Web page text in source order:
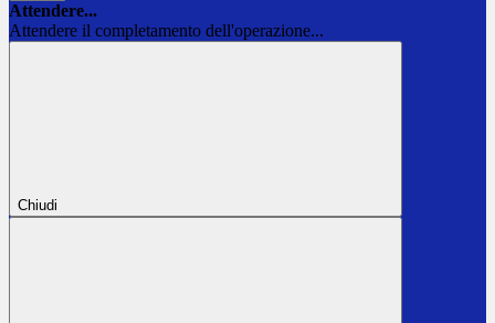
Attendere...
Attendere il completamento dell'operazione...
Chiudi